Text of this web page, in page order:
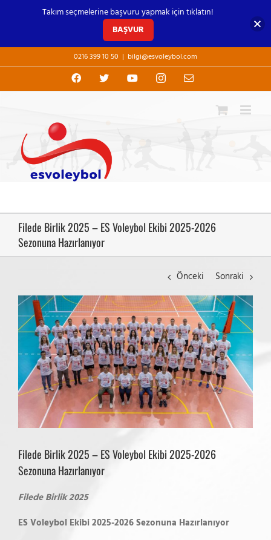
to
0216 399 10 50 | bilgi@esvoleybol.com
Facebook
X YouTubeInstagram
E-
Filede Birlik 2025 – ES Voleybol Ekibi 2025-2026
Sezonuna Hazırlanıyor
Önceki
Sonraki
View
Larger
Image
Filede Birlik 2025 – ES Voleybol Ekibi 2025-2026
Sezonuna Hazırlanıyor
Filede Birlik 2025
ES Voleybol Ekibi 2025-2026 Sezonuna Hazırlanıyor
Takım seçmelerine başvuru yapmak için tıklatın!
BAŞVUR